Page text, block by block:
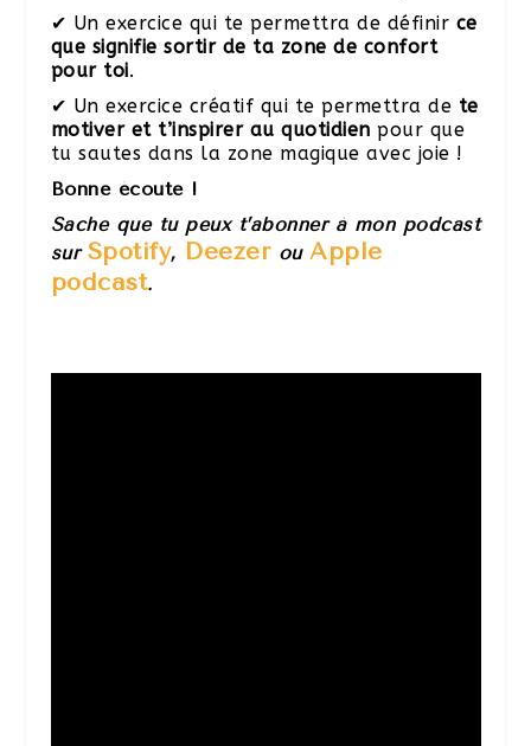
✔ Un exercice qui te permettra de définir ce
que signifie sortir de ta zone de confort
pour toi.
✔ Un exercice créatif qui te permettra de te
motiver et t’inspirer au quotidien pour que
tu sautes dans la zone magique avec joie !
Bonne écoute !
Sache que tu peux t’abonner à mon podcast
sur Spotify, DeezerouApple
podcast.